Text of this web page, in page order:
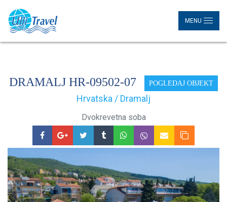
MENU
DRAMALJ HR-09502-07 POGLEDAJ OBJEKT
Hrvatska / Dramalj
Dvokrevetna soba